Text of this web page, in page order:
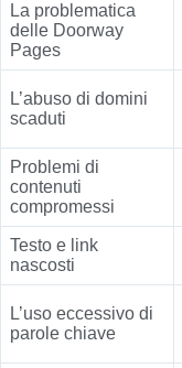
La problematica
delle Doorway
Pages
L’abuso di domini
scaduti
Problemi di
contenuti
compromessi
Testo e link
nascosti
L’uso eccessivo di
parole chiave